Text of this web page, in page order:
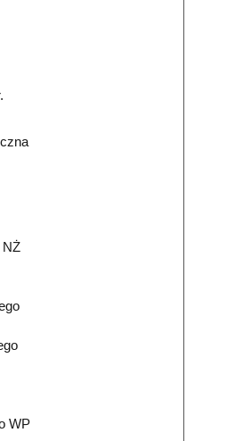
NŻ
WP